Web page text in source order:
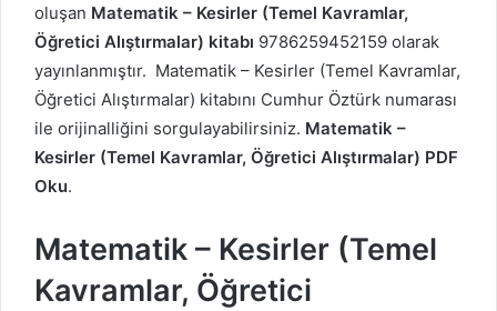
oluşan Matematik – Kesirler (Temel Kavramlar,
Öğretici Alıştırmalar) kitabı 9786259452159 olarak
yayınlanmıştır. Matematik – Kesirler (Temel Kavramlar,
Öğretici Alıştırmalar) kitabını Cumhur Öztürk numarası
ile orijinalliğini sorgulayabilirsiniz. Matematik –
Kesirler (Temel Kavramlar, Öğretici Alıştırmalar) PDF
Oku.
Matematik – Kesirler (Temel
Kavramlar, Öğretici